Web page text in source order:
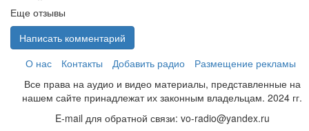
Еще отзывы
Написать комментарий
О нас
Контакты Добавить радио
Размещение рекламы
Все права на аудио и видео материалы, представленные на
нашем сайте принадлежат их законным владельцам. 2024 гг.
E-mail для обратной связи: vo-radio@yandex.ru